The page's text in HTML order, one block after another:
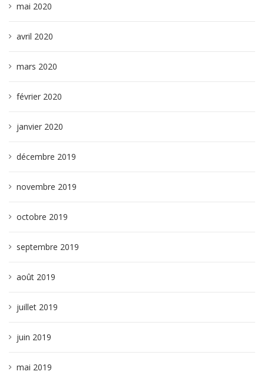
mai 2020
avril 2020
mars 2020
février 2020
janvier 2020
décembre 2019
novembre 2019
octobre 2019
septembre 2019
août 2019
juillet 2019
juin 2019
mai 2019